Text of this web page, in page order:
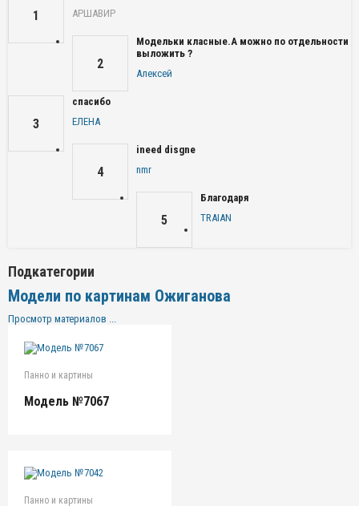
1
АРШАВИР
2
Модельки класные.А можно по отдельности
выложить ?
Алексей
3
спасибо
ЕЛЕНА
4
ineed disgne
nmr
5
Благодаря
TRAIAN
Подкатегории
Модели по картинам Ожиганова
Просмотр материалов ...
Панно и картины
Модель №7067
Панно и картины